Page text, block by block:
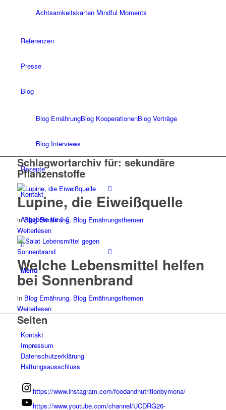
Achtsamkeitskarten Mindful Moments
Referenzen
Presse
Blog
Blog ErnährungBlog KooperationenBlog Vorträge
Blog Interviews
Rezepte
Kontakt
Angebote für 0 €
Menü
Schlagwortarchiv für: sekundäre
Pflanzenstoffe
Lupine, die Eiweißquelle
inBlog Ernährung, Blog Ernährungsthemen
Weiterlesen
Welche Lebensmittel helfen
bei Sonnenbrand
in Blog Ernährung, Blog Ernährungsthemen
Weiterlesen
Seiten
Kontakt
Impressum
Datenschutzerklärung
Haftungsausschluss
https://www.instagram.com/foodandnutritionbymona/
https://www.youtube.com/channel/UCDRG26-